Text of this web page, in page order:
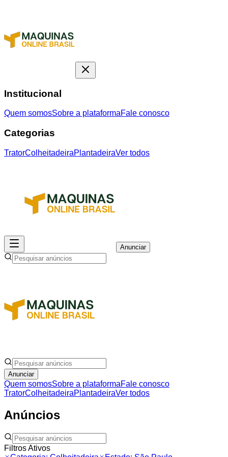
Institucional
Quem somosSobre a plataformaFale conosco
Categorias
TratorColheitadeiraPlantadeiraVer todos
Anunciar
Anunciar
Quem somosSobre a plataformaFale conosco
TratorColheitadeiraPlantadeiraVer todos
Anúncios
Filtros Ativos